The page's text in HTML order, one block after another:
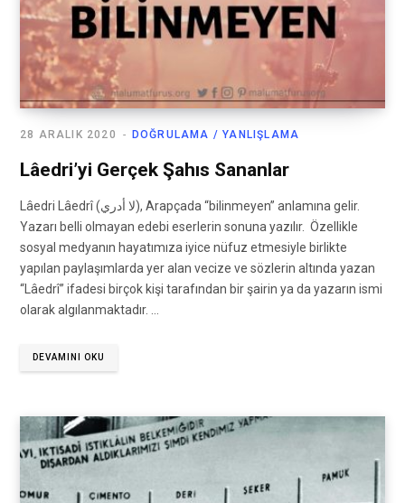
DOĞRULAMA / YANLIŞLAMA
28 ARALIK 2020
Lâedri’yi Gerçek Şahıs Sananlar
Lâedri Lâedrî (لا أدري), Arapçada “bilinmeyen” anlamına gelir.
Yazarı belli olmayan edebi eserlerin sonuna yazılır. Özellikle
sosyal medyanın hayatımıza iyice nüfuz etmesiyle birlikte
yapılan paylaşımlarda yer alan vecize ve sözlerin altında yazan
“Lâedrî” ifadesi birçok kişi tarafından bir şairin ya da yazarın ismi
olarak algılanmaktadır. …
DEVAMINI OKU